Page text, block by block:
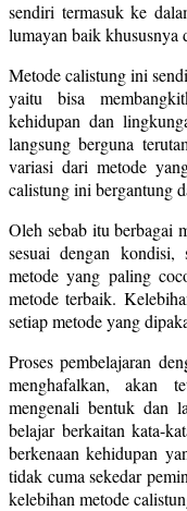
sendiri termasuk ke
lumayan baik khususnya
Metode calistung ini
yaitu bisa
kehidupan dan
langsung berguna
variasi dari metode
calistung ini bergantung
Oleh sebab itu berbagai
sesuai dengan
metode yang paling
metode terbaik.
setiap metode yang
Proses pembelajaran
menghafalkan, akan
mengenali bentuk dan
belajar berkaitan kata-
berkenaan kehidupan
tidak cuma sekedar
kelebihan metode